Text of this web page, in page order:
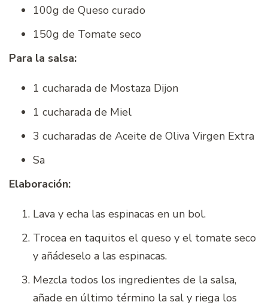
100g de Queso curado
150g de Tomate seco
Para la salsa:
1 cucharada de Mostaza Dijon
1 cucharada de Miel
3 cucharadas de Aceite de Oliva Virgen Extra
Sa
Elaboración:
Lava y echa las espinacas en un bol.
Trocea en taquitos el queso y el tomate seco
y añádeselo a las espinacas.
Mezcla todos los ingredientes de la salsa,
añade en último término la sal y riega los